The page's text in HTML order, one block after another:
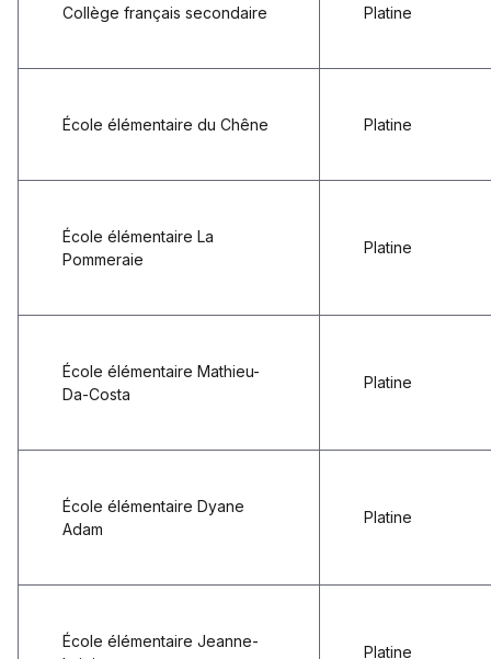
Collège français secondaire Platine
École élémentaire du Chêne Platine
École élémentaire La
Pommeraie
Platine
École élémentaire Mathieu-
Da-Costa
Platine
École élémentaire Dyane
Adam
Platine
École élémentaire Jeanne-
Platine